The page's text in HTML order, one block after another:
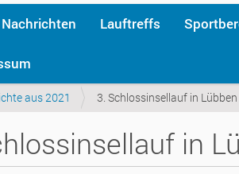
Nachrichten Lauftreffs
aus 2021 3. Schlossinsellauf in Lübben
in